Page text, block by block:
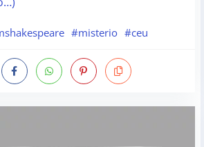
#misterio #ceu